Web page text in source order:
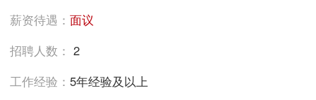
薪资待遇：面议
招聘人数：2
工作经验：5年经验及以上